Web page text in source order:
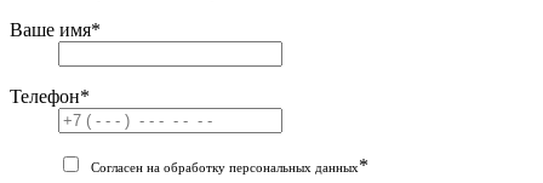
Ваше имя*
Телефон*
Согласен на обработку персональных данных*